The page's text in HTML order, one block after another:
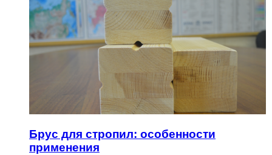
Брус для стропил: особенности
применения